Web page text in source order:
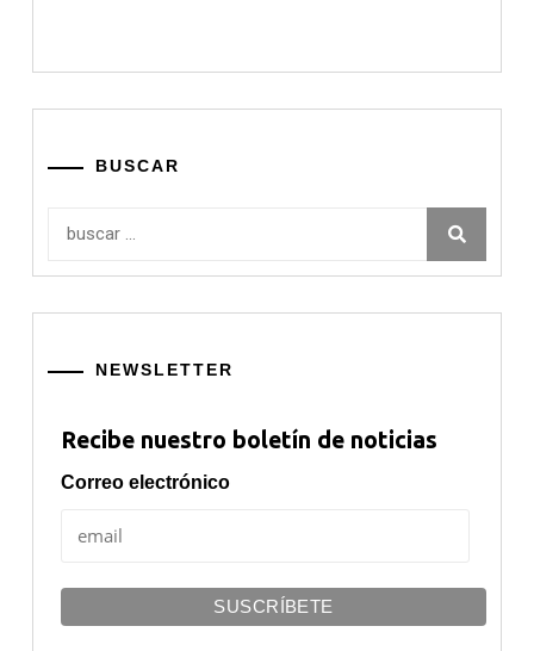
BUSCAR
NEWSLETTER
Recibe nuestro boletín de noticias
Correo electrónico